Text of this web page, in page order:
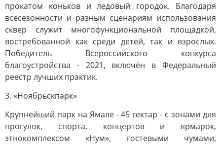
прокатом коньков и ледовый городок. Благодаря
всесезонности и разным сценариям использования
сквер служит многофункциональной площадкой,
востребованной как среди детей, так и взрослых.
Победитель Всероссийского конкурса
благоустройства - 2021, включён в Федеральный
реестр лучших практик.
3. «Ноябрьскпарк»
Крупнейший парк на Ямале - 45 гектар - с зонами для
прогулок, спорта, концертов и ярмарок,
этнокомплексом «Нум», гостевыми чумами,